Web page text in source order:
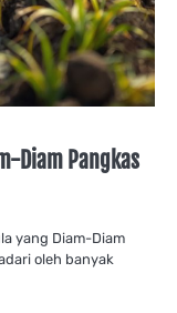
Diam Pangkas
yang Diam-Diam
oleh banyak